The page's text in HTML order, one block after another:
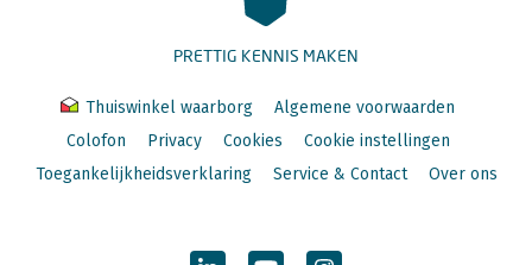
PRETTIG KENNIS MAKEN
Thuiswinkel waarborg
Algemene voorwaarden
Colofon
Privacy Cookies
Cookie instellingen
Toegankelijkheidsverklaring
Service & Contact Over ons